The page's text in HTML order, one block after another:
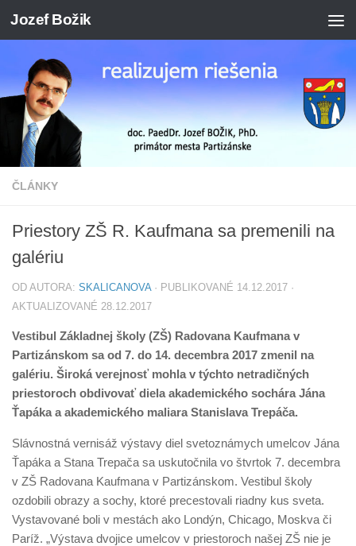
Preskočiť na obsah
Jozef Božik
ČLÁNKY
Priestory ZŠ R. Kaufmana sa premenili na
galériu
OD AUTORA: SKALICANOVA · PUBLIKOVANÉ 14.12.2017 ·
AKTUALIZOVANÉ 28.12.2017
Vestibul Základnej školy (ZŠ) Radovana Kaufmana v
Partizánskom sa od 7. do 14. decembra 2017 zmenil na
galériu. Široká verejnosť mohla v týchto netradičných
priestoroch obdivovať diela akademického sochára Jána
Ťapáka a akademického maliara Stanislava Trepáča.
Slávnostná vernisáž výstavy diel svetoznámych umelcov Jána
Ťapáka a Stana Trepača sa uskutočnila vo štvrtok 7. decembra
v ZŠ Radovana Kaufmana v Partizánskom. Vestibul školy
ozdobili obrazy a sochy, ktoré precestovali riadny kus sveta.
Vystavované boli v mestách ako Londýn, Chicago, Moskva či
Paríž. „Výstava dvojice umelcov v priestoroch našej ZŠ nie je